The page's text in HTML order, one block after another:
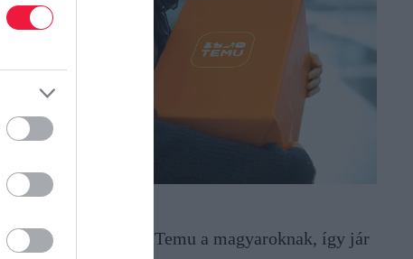
Százmilliókat fizet a Temu a magyaroknak, így jár